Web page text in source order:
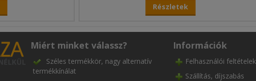
Részletek
Miért minket válassz?
Széles termékkör, nagy alternatív
termékkínálat
Információk
Felhasználói feltételek
Szállítás, díjszabás